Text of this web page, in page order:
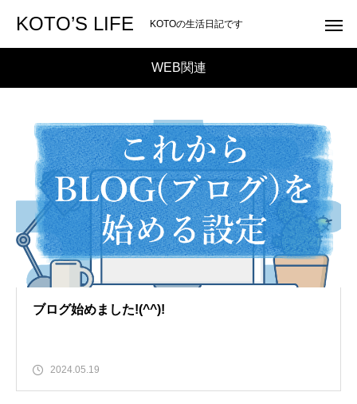
KOTO’S LIFE KOTOの生活日記です
WEB関連
ブログ始めました!(^^)!
2024.05.19